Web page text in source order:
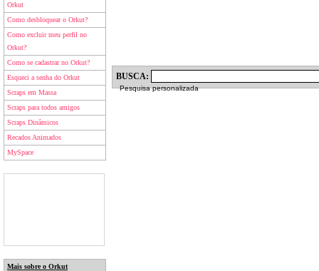
Orkut
Como desbloquear o Orkut?
Como excluir meu perfil no
Orkut?
Como se cadastrar no Orkut?
Esqueci a senha do Orkut
Scraps em Massa
Scraps para todos amigos
Scraps Dinâmicos
Recados Animados
MySpace
Mais sobre o Orkut
BUSCA:
Pesquisa personalizada